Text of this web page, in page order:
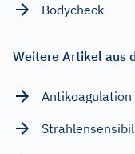
Bodycheck
Weitere Artikel aus
Antikoagulation